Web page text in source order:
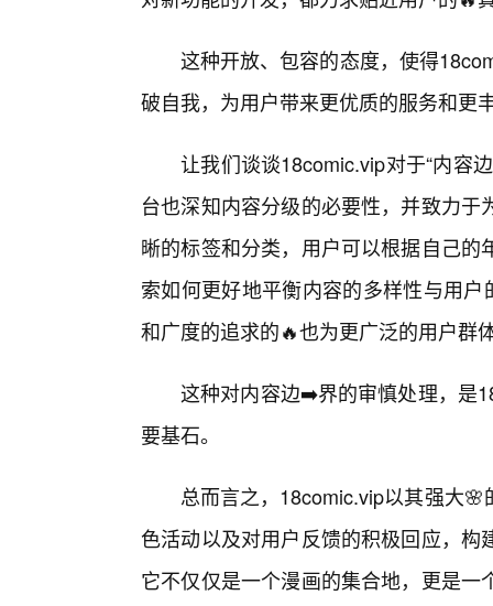
这种开放、包容的态度，使得
破自我，为用户带来更优质的服务和更
让我们谈谈18comic.vip对于“内容
台也深知内容分级的必要性，并致力
晰的标签和分类，用户可以根据自己
索如何更好地平衡内容的多样性与用
和广度的追求的🔥也为更广泛的用户群
这种对内容边➡️界的审慎处理，是
要基石。
总而言之，18comic.vip以其强大
色活动以及对用户反馈的积极回应，
它不仅仅是一个漫画的集合地，更是